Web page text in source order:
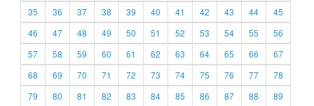
35
36 37 38 39 40 41 42 43 44
45
46
47 48 49 50 51 52 53 54 55
56
57
58 59 60 61 62 63 64 65 66
67
68
69 70 71 72 73 74 75 76 77
78
79
80 81 82 83 84 85 86 87 88
89